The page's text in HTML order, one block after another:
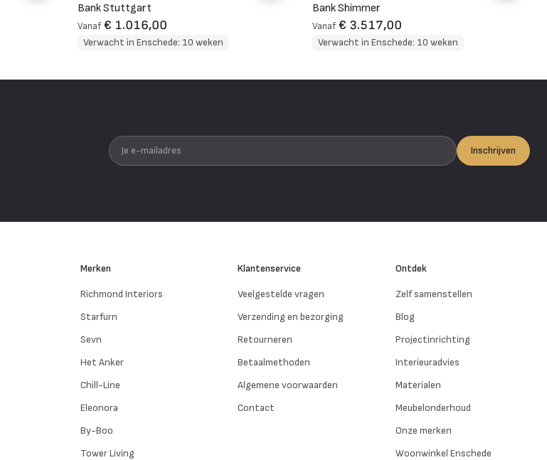
Bank Stuttgart
Vanaf € 1.016,00
Verwacht in Enschede: 10 weken
Bank Shimmer
Vanaf € 3.517,00
Verwacht in Enschede: 10 weken
Je e-mailadres
Inschrijven
Merken
Richmond Interiors
Starfurn
Sevn
Het Anker
Chill-Line
Eleonora
By-Boo
Tower Living
Klantenservice
Veelgestelde vragen
Verzending en bezorging
Retourneren
Betaalmethoden
Algemene voorwaarden
Contact
Ontdek
Zelf samenstellen
Blog
Projectinrichting
Interieuradvies
Materialen
Meubelonderhoud
Onze merken
Woonwinkel Enschede